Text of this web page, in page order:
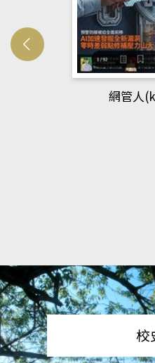
網管人(kono平台)
校